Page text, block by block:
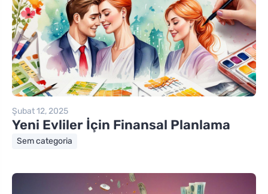
Şubat 12, 2025
Yeni Evliler İçin Finansal Planlama
Sem categoria